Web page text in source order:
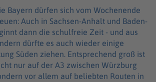
Bayern dürfen sich vom Wochenende
Auch in Sachsen-Anhalt und Baden-
dann die schulfreie Zeit - und aus
dürfte es auch wieder einige
Süden ziehen. Entsprechend groß ist
nur auf der A3 zwischen Würzburg
vor allem auf beliebten Routen in